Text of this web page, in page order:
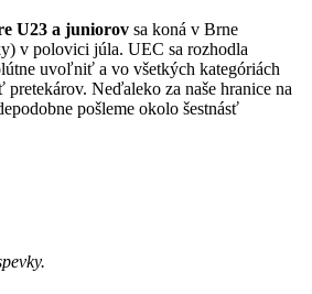
U23 a juniorov sa koná v Brne
v polovici júla. UEC sa rozhodla
uvoľniť a vo všetkých kategóriách
Neďaleko za naše hranice na
pošleme okolo šestnásť